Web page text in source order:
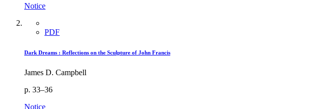
Notice
PDF
Dark Dreams : Reflections on the Sculpture of John Francis
James D. Campbell
p. 33–36
Notice